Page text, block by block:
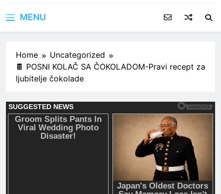
MENU
Home
Uncategorized
🍫 POSNI KOLAČ SA ČOKOLADOM-Pravi recept za
ljubitelje čokolade